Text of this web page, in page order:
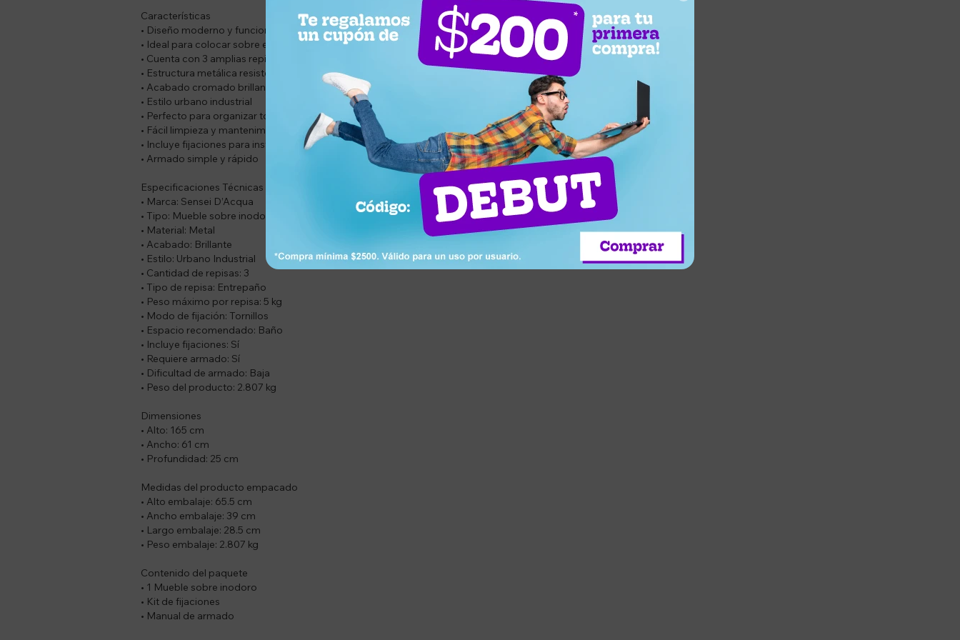
Características
• Diseño moderno y funcional
• Ideal para colocar sobre el inodoro
• Cuenta con 3 amplias repisas organizadoras
• Estructura metálica resistente
• Acabado cromado brillante
• Estilo urbano industrial
• Perfecto para organizar toallas, productos de higiene y decoración
• Fácil limpieza y mantenimiento
• Incluye fijaciones para instalación
• Armado simple y rápido
Especificaciones Técnicas
• Marca: Sensei D’Acqua
• Tipo: Mueble sobre inodoro
• Material: Metal
• Acabado: Brillante
• Estilo: Urbano Industrial
• Cantidad de repisas: 3
• Tipo de repisa: Entrepaño
• Peso máximo por repisa: 5 kg
• Modo de fijación: Tornillos
• Espacio recomendado: Baño
• Incluye fijaciones: Sí
• Requiere armado: Sí
• Dificultad de armado: Baja
• Peso del producto: 2.807 kg
Dimensiones
• Alto: 165 cm
• Ancho: 61 cm
• Profundidad: 25 cm
Medidas del producto empacado
• Alto embalaje: 65.5 cm
• Ancho embalaje: 39 cm
• Largo embalaje: 28.5 cm
• Peso embalaje: 2.807 kg
Contenido del paquete
• 1 Mueble sobre inodoro
• Kit de fijaciones
• Manual de armado